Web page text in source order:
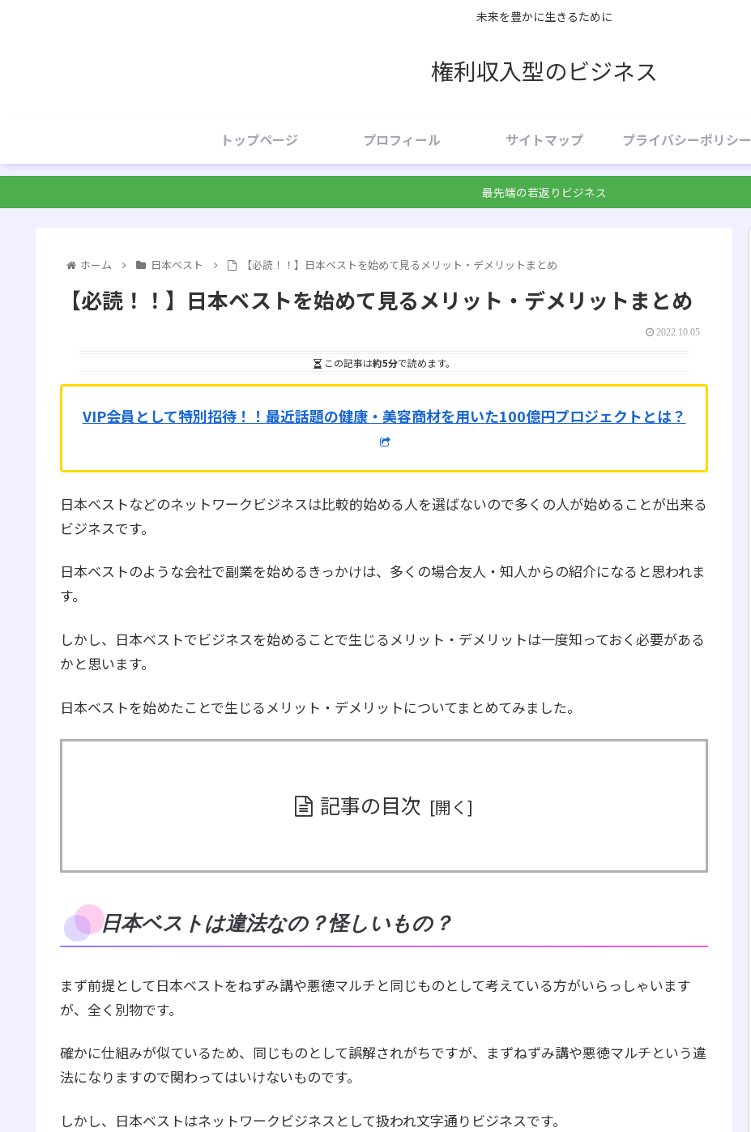
未来を豊かに生きるために
権利収入型のビジネス
トップページ プロフィール サイトマップ プライバシーポリシー
最先端の若返りビジネス
ホーム 日本ベスト 【必読！！】日本ベストを始めて見るメリット・デメリットまとめ
【必読！！】日本ベストを始めて見るメリット・デメリットまとめ
2022.10.05
この記事は約5分で読めます。
VIP会員として特別招待！！ 最近話題の健康・美容商材を用いた100億円プロジェクトとは？
日本ベストなどのネットワークビジネスは比較的始める人を選ばないので多くの人が始めることが出来る
ビジネスです。
日本ベストのような会社で副業を始めるきっかけは、多くの場合友人・知人からの紹介になると思われま
す。
しかし、日本ベストでビジネスを始めることで生じるメリット・デメリットは一度知っておく必要がある
かと思います。
日本ベストを始めたことで生じるメリット・デメリットについてまとめてみました。
記事の目次
日本ベストは違法なの？怪しいもの？
まず前提として日本ベストをねずみ講や悪徳マルチと同じものとして考えている方がいらっしゃいます
が、全く別物です。
確かに仕組みが似ているため、同じものとして誤解されがちですが、まずねずみ講や悪徳マルチという違
法になりますので関わってはいけないものです。
しかし、日本ベストはネットワークビジネスとして扱われ文字通りビジネスです。